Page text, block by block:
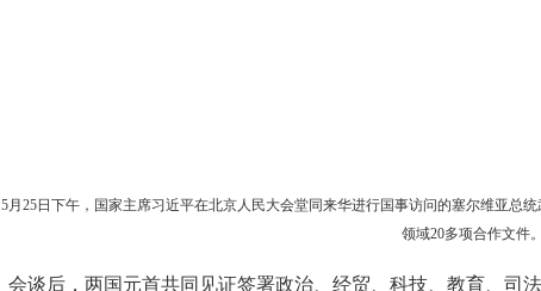
5月25日下午，国家主席习近平在北京人民大会堂同来华进行国事访问的塞尔维亚总
领域20多项合作文件
会谈后，两国元首共同见证签署政治、经贸、科技、教育、司